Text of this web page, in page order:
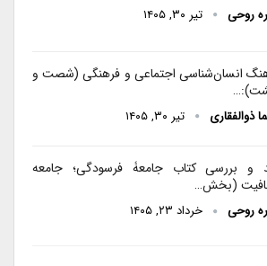
روحی تیر ۳۰, ۱۴۰۵
انسان‌شناسی اجتماعی و فرهنگی (شصت و
ذوالفقاری تیر ۳۰, ۱۴۰۵
و بررسی کتاب جامعۀ فرسودگی؛ جامعه
(بخش…
روحی خرداد ۲۳, ۱۴۰۵